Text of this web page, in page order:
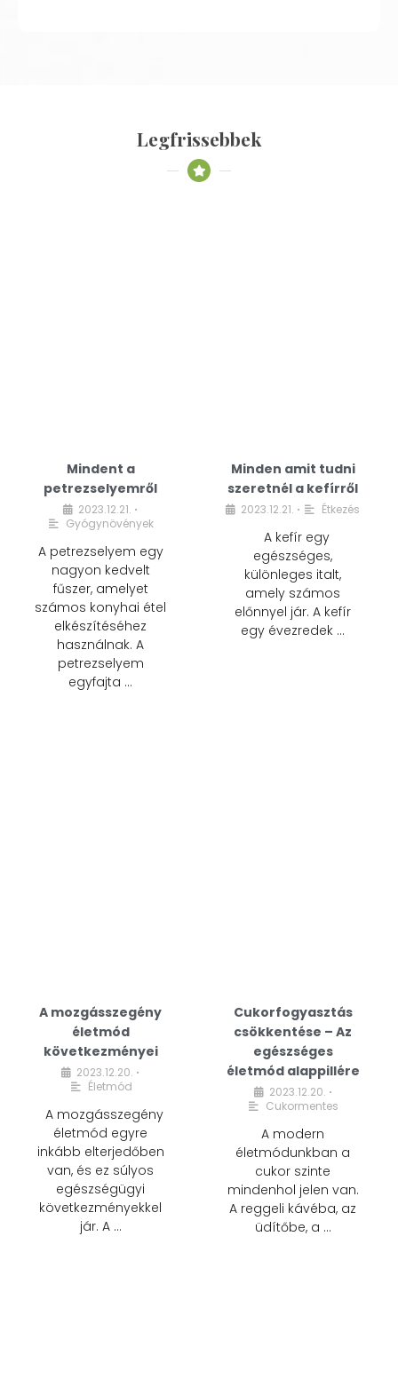
Legfrissebbek
Mindent a
petrezselyemről
2023.12.21. •
Gyógynövények
A petrezselyem egy
nagyon kedvelt
fűszer, amelyet
számos konyhai étel
elkészítéséhez
használnak. A
petrezselyem
egyfajta …
Minden amit tudni
szeretnél a kefírről
2023.12.21. • Étkezés
A kefír egy
egészséges,
különleges italt,
amely számos
előnnyel jár. A kefír
egy évezredek …
A mozgásszegény
életmód
következményei
2023.12.20. •
Életmód
A mozgásszegény
életmód egyre
inkább elterjedőben
van, és ez súlyos
egészségügyi
következményekkel
jár. A …
Cukorfogyasztás
csökkentése – Az
egészséges
életmód alappillére
2023.12.20. •
Cukormentes
A modern
életmódunkban a
cukor szinte
mindenhol jelen van.
A reggeli kávéba, az
üdítőbe, a …